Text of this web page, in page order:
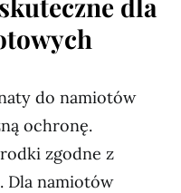
dla
do namiotów
ochronę.
zgodne z
Dla namiotów